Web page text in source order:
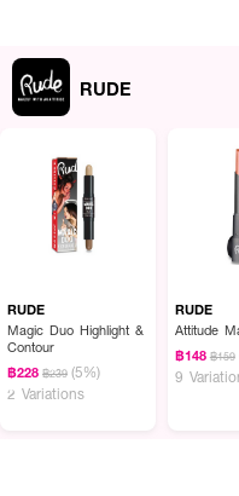
ผลลัพธ์ที่ได้ :
RUDE Mentos Face Brush Set
นทอส น่ารักมากๆ
• ด้ามจับกระชับ จับถนัดมือ
• ขนาด 200 g.
RUDE
RUDE
Magic Duo Highlight &
Contour
฿228 ฿239 (5%)
2 Variations
RUDE
Attitude
฿148 ฿159
9